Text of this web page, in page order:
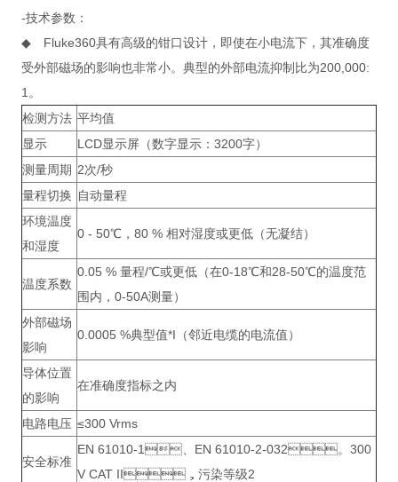
-技术参数：
◆ Fluke360具有高级的钳口设计，即使在小电流下，其准确度
受外部磁场的影响也非常小。典型的外部电流抑制比为200,000:
1。
检测方法 平均值
显示
LCD显示屏（数字显示：3200字）
测量周期 2次/秒
量程切换 自动量程
环境温度
和湿度
0 - 50℃，80 % 相对湿度或更低（无凝结）
温度系数
0.05 % 量程/℃或更低（在0-18℃和28-50℃的温度范
围内，0-50A测量）
外部磁场
影响
0.0005 %典型值*I（邻近电缆的电流值）
导体位置
的影响
在准确度指标之内
电路电压 ≤300 Vrms
安全标准
EN 61010-1、EN 61010-2-032。300
V CAT II，污染等级2